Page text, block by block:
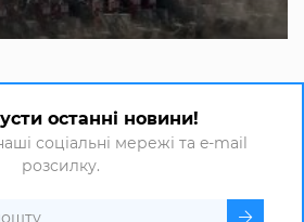
останні новини!
соціальні мережі та e-mail
розсилку.